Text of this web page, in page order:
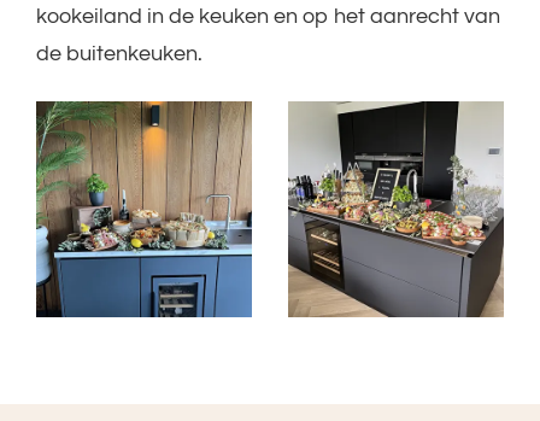
kookeiland in de keuken en op het aanrecht van
de buitenkeuken.
Foto
album
overslaan